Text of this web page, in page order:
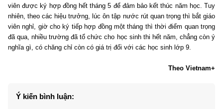
viên được ký hợp đồng hết tháng 5 để đảm bảo kết thúc năm học. Tuy
nhiên, theo các hiệu trưởng, lúc ôn tập nước rút quan trọng thì bắt giáo
viên nghỉ, giờ cho ký tiếp hợp đồng một tháng thì thời điểm quan trọng
đã qua, nhiều trường đã tổ chức cho học sinh thi hết năm, chẳng còn ý
nghĩa gì, có chăng chỉ còn có giá trị đối với các học sinh lớp 9.
Theo Vietnam+
Ý kiến bình luận: